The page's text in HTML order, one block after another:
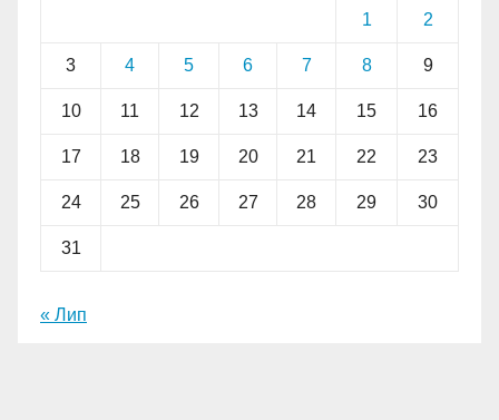
1 2
3 4 5 6 7 8 9
10 11 12 13 14 15 16
17 18 19 20 21 22 23
24 25 26 27 28 29 30
31
« Лип